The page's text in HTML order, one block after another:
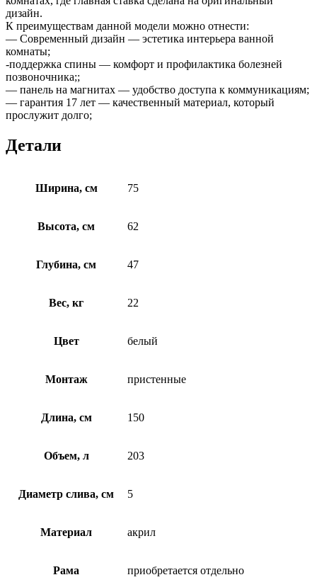
дизайн.
К преимуществам данной модели можно отнести:
— Современный дизайн — эстетика интерьера ванной
комнаты;
-поддержка спины — комфорт и профилактика болезней
позвоночника;;
— панель на магнитах — удобство доступа к коммуникациям;
— гарантия 17 лет — качественный материал, который
прослужит долго;
Детали
Ширина, см 75
Высота, см 62
Глубина, см 47
Вес, кг 22
Цвет белый
Монтаж пристенные
Длина, см 150
Объем, л 203
Диаметр слива, см 5
Материал акрил
Рама приобретается отдельно